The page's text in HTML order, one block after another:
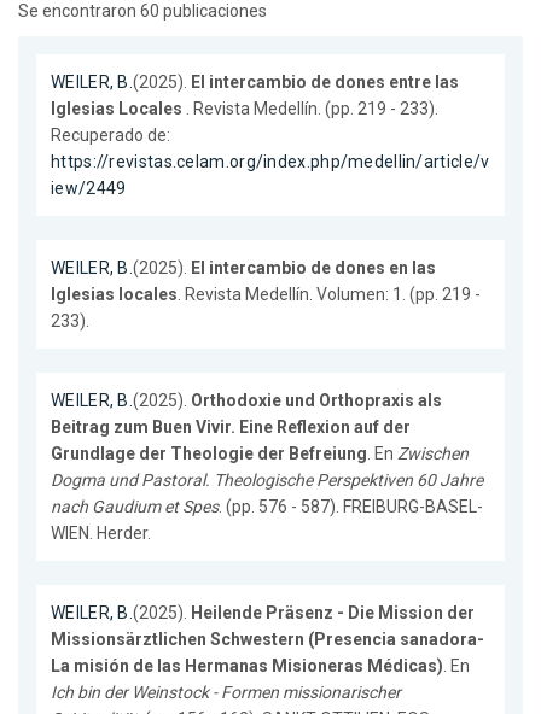
Se encontraron 60 publicaciones
WEILER, B.(2025). El intercambio de dones entre las
Iglesias Locales . Revista Medellín. (pp. 219 - 233).
Recuperado de:
https://revistas.celam.org/index.php/medellin/article/v
iew/2449
WEILER, B.(2025). El intercambio de dones en las
Iglesias locales. Revista Medellín. Volumen: 1. (pp. 219 -
233).
WEILER, B.(2025). Orthodoxie und Orthopraxis als
Beitrag zum Buen Vivir. Eine Reflexion auf der
Grundlage der Theologie der Befreiung. En Zwischen
Dogma und Pastoral. Theologische Perspektiven 60 Jahre
nach Gaudium et Spes. (pp. 576 - 587). FREIBURG-BASEL-
WIEN. Herder.
WEILER, B.(2025). Heilende Präsenz - Die Mission der
Missionsärztlichen Schwestern (Presencia sanadora-
La misión de las Hermanas Misioneras Médicas). En
Ich bin der Weinstock - Formen missionarischer